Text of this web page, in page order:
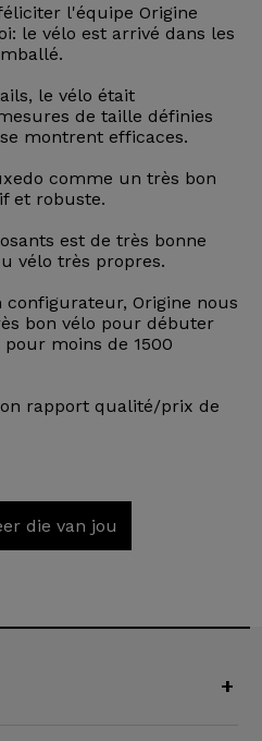
l'équipe Origine
le vélo est arrivé dans les
le vélo était
de taille définies
montrent efficaces.
comme un très bon
et robuste.
est de très bonne
vélo très propres.
configurateur, Origine nous
bon vélo pour débuter
moins de 1500
rapport qualité/prix de
die van jou
+